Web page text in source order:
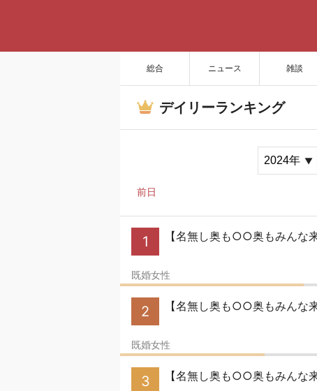
総合 ニュース 雑談
デイリーランキング
前日
1 【名無し奥も○○奥もみんな
既婚女性
2 【名無し奥も○○奥もみんな
既婚女性
3 【名無し奥も○○奥もみんな